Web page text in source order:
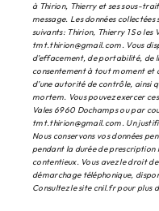
à Thirion, Thierry et ses sous-
message. Les données
suivants: Thirion, Thierry 1 So les
tmt.thirion@gmail.com. Vous
d’effacement, de portabilité, de
consentement à tout moment et
d’une autorité de contrôle, ainsi
mortem. Vous pouvez exercer
Vales 6960 Dochamps ou par
tmt.thirion@gmail.com. Un
Nous conservons vos données
pendant la durée de prescription
contentieux. Vous avez le droit
démarchage téléphonique,
Consultez le site cnil.fr pour plus